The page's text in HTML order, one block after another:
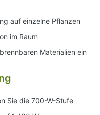
auf einzelne Pflanzen
im Raum
Materialien ein
Sie die 700-W-Stufe